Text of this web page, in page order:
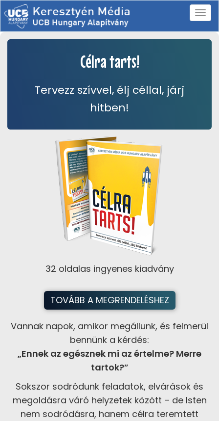
Célra tarts!
Tervezz szívvel, élj céllal, járj
hitben!
32 oldalas ingyenes kiadvány
TOVÁBB A MEGRENDELÉSHEZ
Vannak napok, amikor megállunk, és felmerül
bennünk a kérdés:
„Ennek az egésznek mi az értelme? Merre
tartok?”
Sokszor sodródunk feladatok, elvárások és
megoldásra váró helyzetek között – de Isten
nem sodródásra, hanem célra teremtett